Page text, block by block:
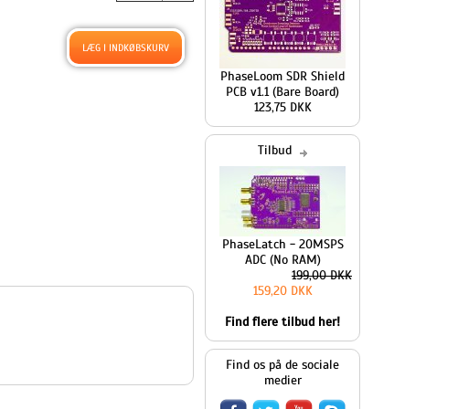
PhaseLoom SDR Shield
PCB v1.1 (Bare Board)
123,75 DKK
Tilbud
PhaseLatch - 20MSPS
ADC (No RAM)
199,00 DKK
159,20 DKK
Find flere tilbud her!
Find os på de sociale
medier